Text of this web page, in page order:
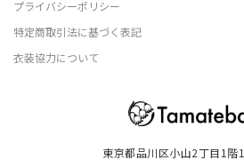
東京都品川区小山2丁目1階
プライバシーポリシー
特定商取引法に基づく表記
衣装協力について